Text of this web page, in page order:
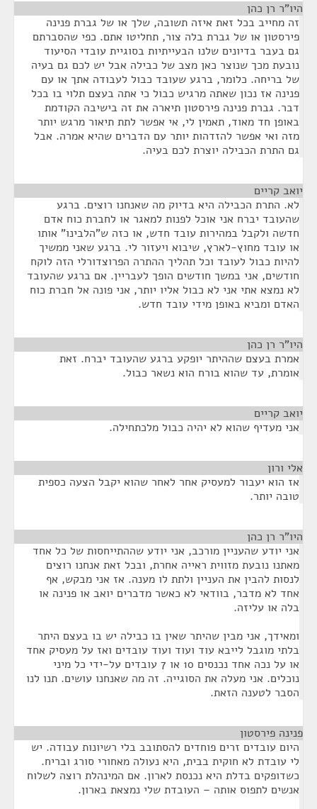
היו"ר רן כהן
זה מחייב בכל זאת איזה תשובה, שלך או של גברת פנינה
פירסטון או של גברת בלה צור, תחליטו אתם. כפי שהסברתם
גם בעבר בדיונים שלנו הבעייתיות בסוגיית עובדי הסיעוד
נובעת מכך שנוצר כאן מצב של כבילה אבל יש לכם גם בעיה
של בריחה. כלומר, ברגע שעובד כבול לעבודה אתך או עם
פנינה אז נכון שאתה מרגיש כבול כי אתה בעצם תלוי בו בכל
דבר. גברת פנינה פירסטון תיארה את זה בישיבה הקודמת
באופן חד מאוד, תאמין לי, אי אפשר לתת תיאור מרגש יותר
מזה ואי אפשר להזדהות יותר עם הדברים שהיא אמרה. אבל
גם התרת הכבילה יוצרת לכם בעיה.
יואב קריים
לא. התרת הכבילה היא בדיוק מה שאנחנו רוצים. ברגע
שהעובד יברח אני אוכל לפנות למאגר או לחברת כוח אדם
חדשה ולקבל במהירות עובד חדש, או כזה ש"הלבינו" אותו
או עובד מחוץ-לארץ, שיבוא ויעזור לי. ברגע שאני ממשיך
להיות כבול לעובד וכל תהליך ההתרה הפרוצדורלי הזה לוקח
חודשים, אני במשך חודשים הופך לעבריין. אם ברגע שהעובד
לא נמצא אתי אני לא כבול אליו יותר, אני פונה אל חברת כוח
האדם ומביא באופן מידי עובד חדש.
היו"ר רן כהן
אמרת בעצם שההיתר יופקע ברגע שהעובד יברח. זאת
אומרת, עד שהוא בורח הוא נשאר כבול.
יואב קריים
אני מעדיף שהוא לא יהיה כבול מלכתחילה.
אלי ורון
אז הוא יעבור למעסיק אחר לאחר שהוא יקבל הצעה כספית
טובה יותר.
היו"ר רן כהן
אני יודע שהעניין מורכב, אני יודע שההתייחסות של כל אחד
מאתנו נובעת מזווית ראייה אחרת, ובכל זאת אנחנו רוצים
לנסות להבין את העניין ולתת לו מענה. אז אני מבקש, אף
אחד לא מדבר, בוודאי לא כאשר מדברים יואב או פנינה או
בלה או עליזה.
ומאידך, אני מבין שהיתר שאין בו כבילה יש בו בעצם היתר
בלתי מוגבל לייבא עוד ועוד ועוד עובדים ואז על מעסיק אחד
או על נכה אחד נכנסים 10 או 7 עובדים על-ידי כל מיני
נוכלים. אני מעלה את הסוגייה. זה מה שאנחנו עושים. תנו לנו
הסבר לטענה הזאת.
פנינה פירסטון
היום עובדים זרים פוחדים להסתובב בלי רשיונות עבודה. יש
לי עובדת לא חוקית בבית, היא נעולה מאחורי סורג ובריח.
כשדופקים בדלת היא נכנסת לארון. אם המינהלת רוצה לשלוח
אנשים לתפוס אותה – העובדת שלי נמצאת בארון.